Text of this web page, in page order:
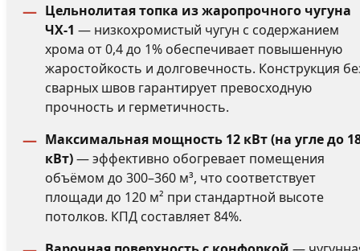
Цельнолитая топка из жаропрочного чугуна
ЧХ-1 — низкохромистый чугун с содержанием
хрома от 0,4 до 1% обеспечивает повышенную
жаростойкость и долговечность. Конструкция
сварных швов гарантирует превосходную
прочность и герметичность.
Максимальная мощность 12 кВт (на угле до
кВт)— эффективно обогревает помещения
объёмом до 300–360 м³, что соответствует
площади до 120 м² при стандартной высоте
потолков. КПД составляет 84%.